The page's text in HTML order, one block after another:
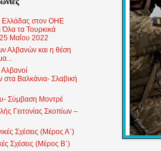
Ελλάδας στον ΟΗΕ
Όλα τα Τουρκικά
25 Μαΐου 2022
Αλβανών και η θέση
Αλβανοί
στα Βαλκάνια- Σλαβική
Σύμβαση Μοντρέ
Γειτονίας Σκοπίων –
Σχέσεις (Mέρος Α΄)
Σχέσεις (Μέρος Β΄)